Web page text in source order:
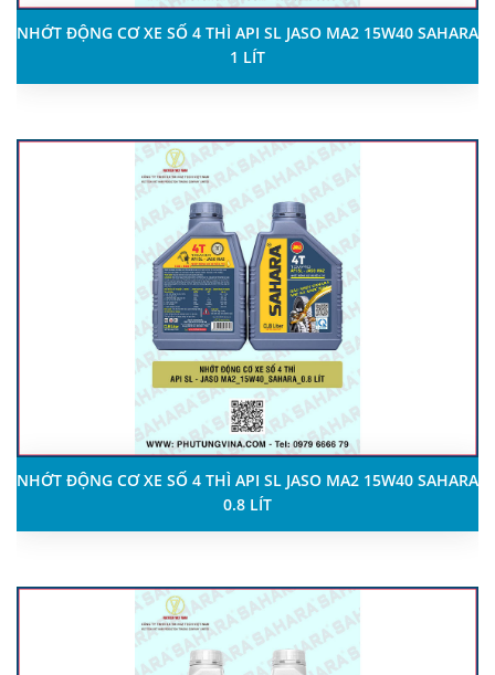
NHỚT ĐỘNG CƠ XE SỐ 4 THÌ API SL JASO MA2 15W40 SAHARA
1 LÍT
NHỚT ĐỘNG CƠ XE SỐ 4 THÌ API SL JASO MA2 15W40 SAHARA
0.8 LÍT